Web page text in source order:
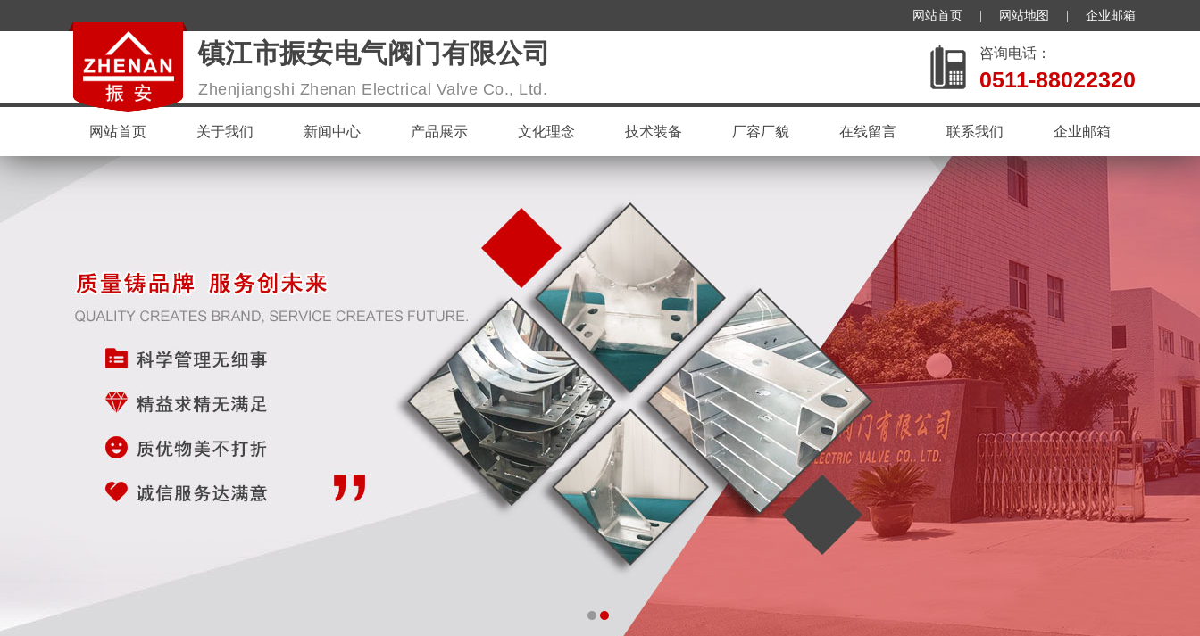
网站首页 网站地图 企业邮箱
镇江市振安电气阀门有限公司
Zhenjiangshi Zhenan Electrical Valve Co., Ltd.
咨询电话：
0511-88022320
网站首页 关于我们 新闻中心 产品展示 文化理念 技术装备 厂容厂貌 在线留言 联系我们 企业邮箱